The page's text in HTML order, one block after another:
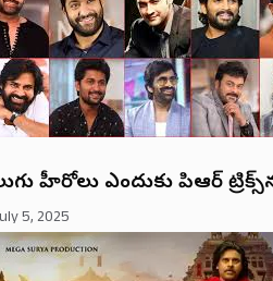
హీరోలు ఎందుకు పిఆర్
5, 2025